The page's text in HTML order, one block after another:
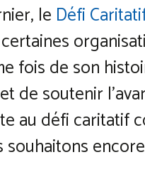
le Défi
fois de son
de soutenir
au défi caritatif
souhaitons